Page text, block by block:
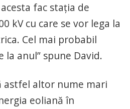
fac staţia de
kV cu care se vor lega la
Cel mai probabil
la anul” spune David.
astfel altor nume mari
eoliană în